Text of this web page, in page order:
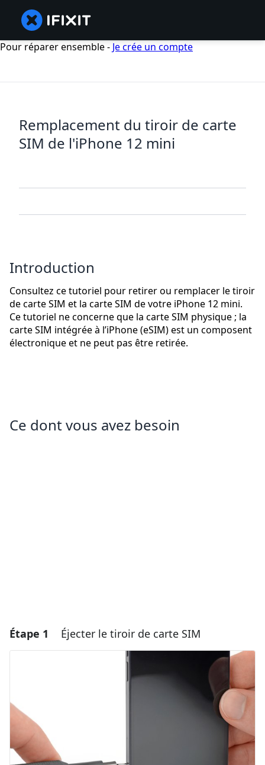
Pour réparer ensemble - Je crée un compte
Remplacement du tiroir de carte
SIM de l'iPhone 12 mini
Introduction
Consultez ce tutoriel pour retirer ou remplacer le tiroir
de carte SIM et la carte SIM de votre iPhone 12 mini.
Ce tutoriel ne concerne que la carte SIM physique ; la
carte SIM intégrée à l’iPhone (eSIM) est un composent
électronique et ne peut pas être retirée.
Ce dont vous avez besoin
Étape 1 Éjecter le tiroir de carte SIM